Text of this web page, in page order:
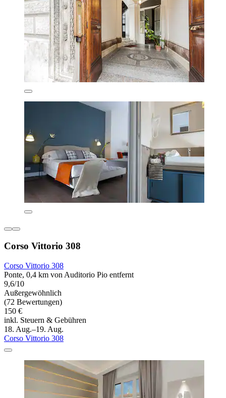
Corso Vittorio 308
Corso Vittorio 308
Ponte, 0,4 km von Auditorio Pio entfernt
9,6/10
Außergewöhnlich
(72 Bewertungen)
150 €
inkl. Steuern & Gebühren
18. Aug.–19. Aug.
Corso Vittorio 308